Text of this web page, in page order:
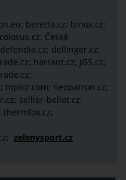
beretta.cz; binox.cz;
Česká
dellinger.cz;
harrant.cz; JGS.cz;
mpicz.com; neopatron.cz;
sellier-bellot.cz;
thermfox.cz;
zelenysport.cz